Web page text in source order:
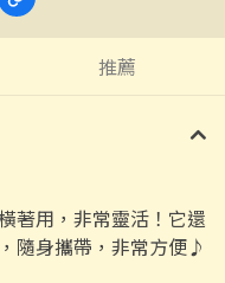
推薦
著用，非常靈活！它還
隨身攜帶，非常方便♪